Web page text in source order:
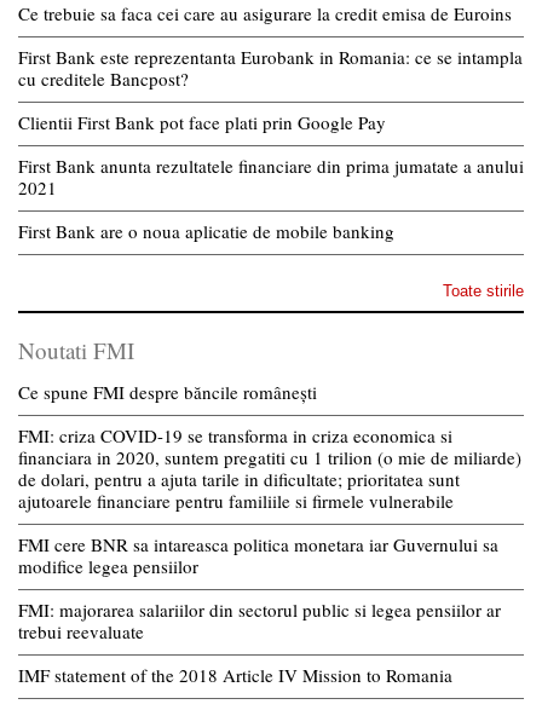
Ce trebuie sa faca cei care au asigurare la credit emisa de Euroins
First Bank este reprezentanta Eurobank in Romania: ce se intampla
cu creditele Bancpost?
Clientii First Bank pot face plati prin Google Pay
First Bank anunta rezultatele financiare din prima jumatate a anului
2021
First Bank are o noua aplicatie de mobile banking
Toate stirile
Noutati FMI
Ce spune FMI despre băncile românești
FMI: criza COVID-19 se transforma in criza economica si
financiara in 2020, suntem pregatiti cu 1 trilion (o mie de miliarde)
de dolari, pentru a ajuta tarile in dificultate; prioritatea sunt
ajutoarele financiare pentru familiile si firmele vulnerabile
FMI cere BNR sa intareasca politica monetara iar Guvernului sa
modifice legea pensiilor
FMI: majorarea salariilor din sectorul public si legea pensiilor ar
trebui reevaluate
IMF statement of the 2018 Article IV Mission to Romania